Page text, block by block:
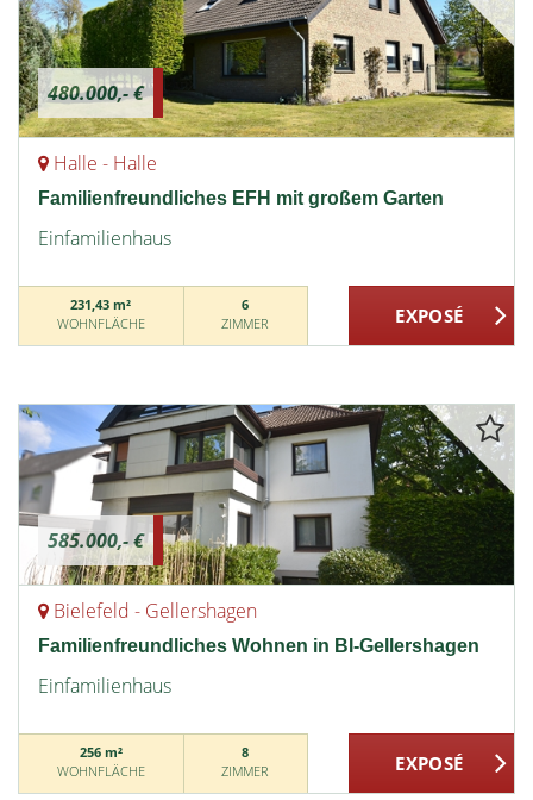
480.000,- €
Halle - Halle
Familienfreundliches EFH mit großem Garten
Einfamilienhaus
231,43 m²
WOHNFLÄCHE
6
ZIMMER
585.000,- €
Bielefeld - Gellershagen
Familienfreundliches Wohnen in BI-Gellershagen
Einfamilienhaus
256 m²
WOHNFLÄCHE
8
ZIMMER